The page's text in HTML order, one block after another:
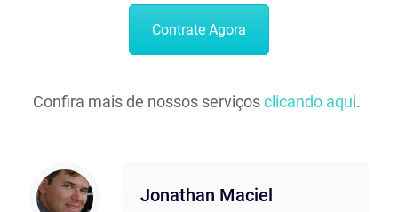
Contrate Agora
Confira mais de nossos serviçosclicando aqui.
Jonathan Maciel